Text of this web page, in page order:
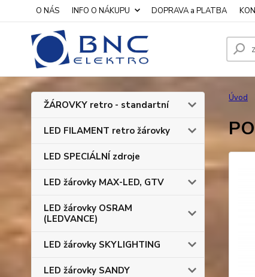
O NÁS INFO O NÁKUPU DOPRAVA a PLATBA
ŽÁROVKY retro - standartní
LED FILAMENT retro žárovky
LED SPECIÁLNÍ zdroje
LED žárovky MAX-LED, GTV
LED žárovky OSRAM
(LEDVANCE)
LED žárovky SKYLIGHTING
LED žárovky SANDY
Úvod